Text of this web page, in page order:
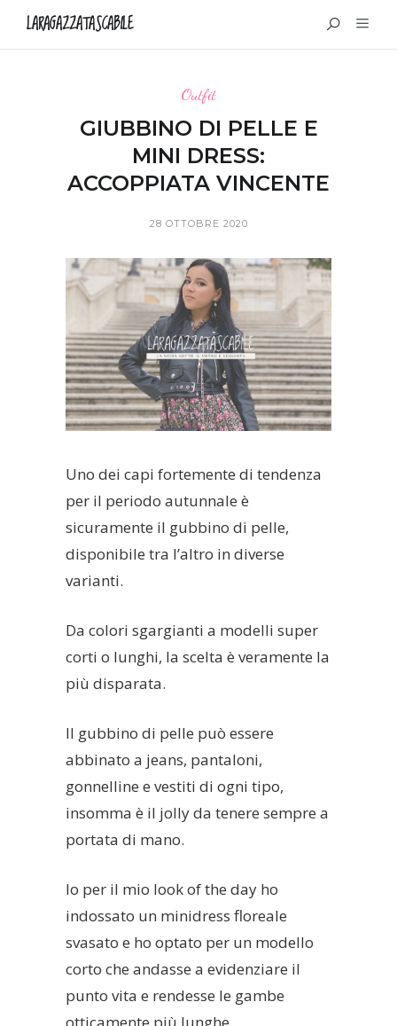
LARAGAZZATASCABILE
Outfit
GIUBBINO DI PELLE E
MINI DRESS:
ACCOPPIATA VINCENTE
28 OTTOBRE 2020
Uno dei capi fortemente di tendenza
per il periodo autunnale è
sicuramente il gubbino di pelle,
disponibile tra l’altro in diverse
varianti.
Da colori sgargianti a modelli super
corti o lunghi, la scelta è veramente la
più disparata.
Il gubbino di pelle può essere
abbinato a jeans, pantaloni,
gonnelline e vestiti di ogni tipo,
insomma è il jolly da tenere sempre a
portata di mano.
Io per il mio look of the day ho
indossato un minidress floreale
svasato e ho optato per un modello
corto che andasse a evidenziare il
punto vita e rendesse le gambe